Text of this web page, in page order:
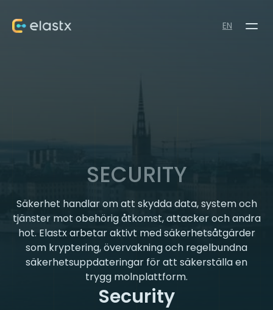
EN
SECURITY
Säkerhet handlar om att skydda data, system och
tjänster mot obehörig åtkomst, attacker och andra
hot. Elastx arbetar aktivt med säkerhetsåtgärder
som kryptering, övervakning och regelbundna
säkerhetsuppdateringar för att säkerställa en
trygg molnplattform.
Security